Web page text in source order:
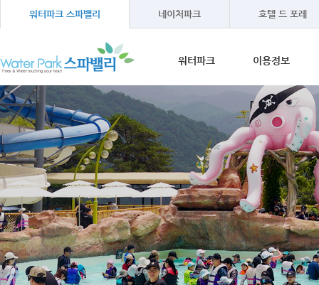
워터파크 스파밸리 네이처파크 호텔 드 포레
워터파크
오시는길
이용정보
이용안내
이용방법
이용시간
이용요금
단체프로그램